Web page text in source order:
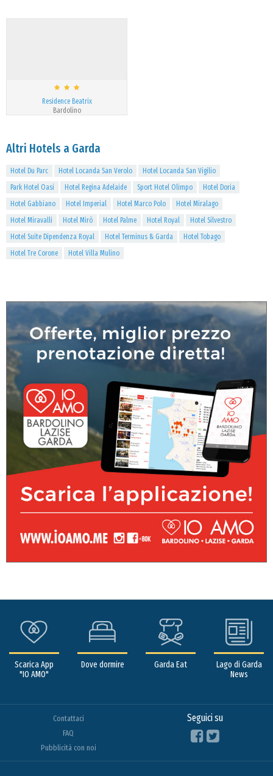
Residence Beatrix
Bardolino
Altri Hotels a Garda
Hotel Du Parc Hotel Locanda San Verolo
Hotel Locanda San Vigilio
Park Hotel Oasi
Hotel Regina Adelaide Sport Hotel Olimpo
Hotel Doria
Hotel Gabbiano
Hotel Imperial Hotel Marco Polo
Hotel Miralago
Hotel Miravalli
Hotel Mirò Hotel Palme Hotel Royal
Hotel Silvestro
Hotel Suite Dipendenza Royal
Hotel Terminus & Garda
Hotel Tobago
Hotel Tre Corone
Hotel Villa Mulino
Scarica App
"IO AMO"
Dove dormire Garda Eat
Lago di Garda
News
Contattaci
FAQ
Pubblicità con noi
Seguici su